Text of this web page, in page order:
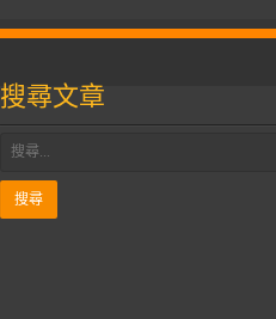
搜尋文章